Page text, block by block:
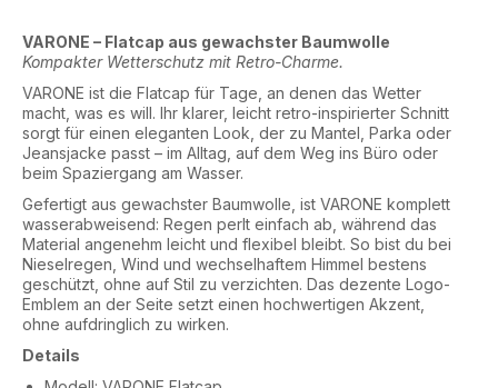
VARONE – Flatcap aus gewachster Baumwolle
Kompakter Wetterschutz mit Retro-Charme.
VARONE ist die Flatcap für Tage, an denen das Wetter
macht, was es will. Ihr klarer, leicht retro-inspirierter Schnitt
sorgt für einen eleganten Look, der zu Mantel, Parka oder
Jeansjacke passt – im Alltag, auf dem Weg ins Büro oder
beim Spaziergang am Wasser.
Gefertigt aus gewachster Baumwolle, ist VARONE komplett
wasserabweisend: Regen perlt einfach ab, während das
Material angenehm leicht und flexibel bleibt. So bist du bei
Nieselregen, Wind und wechselhaftem Himmel bestens
geschützt, ohne auf Stil zu verzichten. Das dezente Logo-
Emblem an der Seite setzt einen hochwertigen Akzent,
ohne aufdringlich zu wirken.
Details